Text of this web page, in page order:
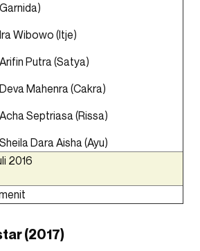
Garnida)
Ira Wibowo (Itje)
Arifin Putra (Satya)
Deva Mahenra (Cakra)
Acha Septriasa (Rissa)
Sheila Dara Aisha (Ayu)
2016
(2017)